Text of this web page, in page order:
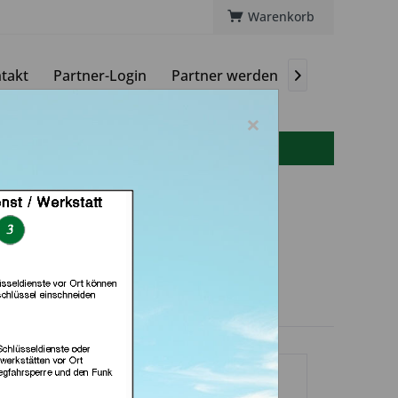
Warenkorb
Partner-Login Partner werden 
(in Bad Arolsen)
×